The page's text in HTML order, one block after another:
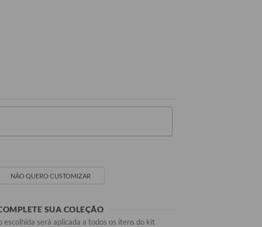
NÃO QUERO CUSTOMIZAR
SUA COLEÇÃO
escolhida será aplicada a todos os itens do kit